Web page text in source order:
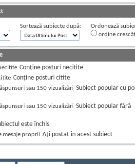
Sortează subiecte după:
Ordonează
ordine
Conține posturi necitite
Conține posturi citite
Subiect popular cu
Subiect popular fără
este închis
Aţi postat în acest subiect